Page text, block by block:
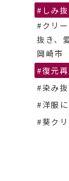
#しみ抜
#クリ
抜き、
岡崎市
#復元
#染み
#洋服
#葵ク